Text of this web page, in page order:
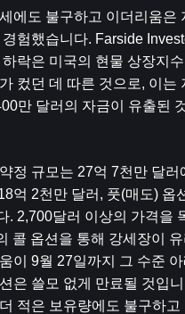
에도 불구하고 이더리움은
험했습니다. Farside
락은 미국의 현물 상장지
컸던 데 따른 것으로, 이는
만 달러의 자금이 유출된
정 규모는 27억 7천만 달러
억 2천만 달러, 풋(매도) 옵
. 2,700달러 이상의 가격을
콜 옵션을 통해 강세장이
이 9월 27일까지 그 수준
은 쓸모 없게 만료될 것입
적은 보유량에도 불구하고